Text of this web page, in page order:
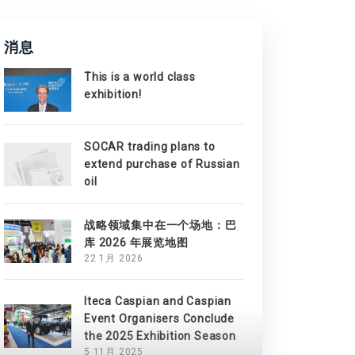
消息
This is a world class
exhibition!
SOCAR trading plans to
extend purchase of Russian
oil
战略领域集中在一个场地：巴
库 2026 年展览地图
22 1月 2026
Iteca Caspian and Caspian
Event Organisers Conclude
the 2025 Exhibition Season
5 11月 2025